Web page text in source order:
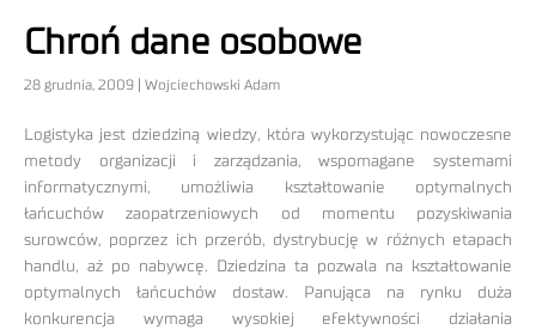
Chroń dane osobowe
28 grudnia, 2009 | Wojciechowski Adam
Logistyka jest dziedziną wiedzy, która wykorzystując nowoczesne
metody organizacji i zarządzania, wspomagane systemami
informatycznymi, umożliwia kształtowanie optymalnych
łańcuchów zaopatrzeniowych od momentu pozyskiwania
surowców, poprzez ich przerób, dystrybucję w różnych etapach
handlu, aż po nabywcę. Dziedzina ta pozwala na kształtowanie
optymalnych łańcuchów dostaw. Panująca na rynku duża
konkurencja wymaga wysokiej efektywności działania